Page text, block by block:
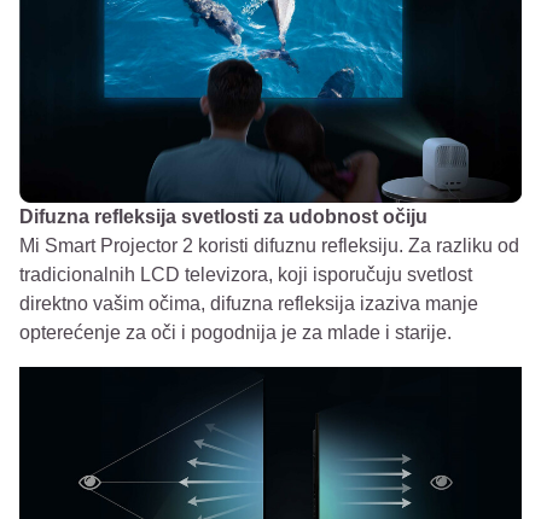
Difuzna refleksija svetlosti za udobnost očiju
Mi Smart Projector 2 koristi difuznu refleksiju. Za razliku od
tradicionalnih LCD televizora, koji isporučuju svetlost
direktno vašim očima, difuzna refleksija izaziva manje
opterećenje za oči i pogodnija je za mlade i starije.